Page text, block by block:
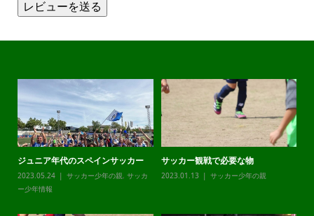
レビューを送る
観戦で必要な物
サッカー少年の親
チャレンジリーグ
2023.12.21 サッカー少年の親,サッカ
2023.12.20